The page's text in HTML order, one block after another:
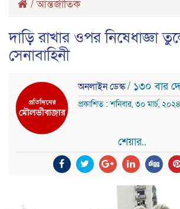
/আন্তর্জাতিক
দাড়ি রাখার ওপর নিষেধাজ্ঞা
সেনাবাহিনী
অনলাইন ডেস্ক/ ১৩০ বার
প্রকাশিত : শনিবার, ৩০ মার্চ, ২০২৪
শেয়ার..